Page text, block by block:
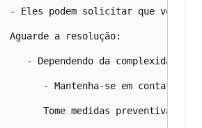
- Eles podem solicitar que você
Aguarde a resolução:
- Dependendo da complexidade
- Mantenha-se em contato
Tome medidas preventivas: